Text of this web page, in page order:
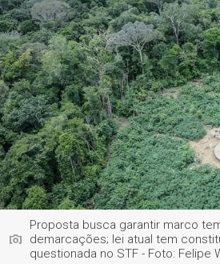
Proposta busca garantir marco
demarcações; lei atual tem
questionada no STF - Foto: Felipe